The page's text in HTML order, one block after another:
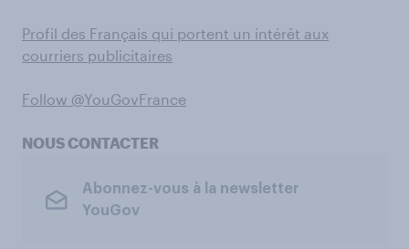
Profil des Français qui portent un intérêt aux
courriers publicitaires
Follow @YouGovFrance
NOUS CONTACTER
Abonnez-vous à la newsletter
YouGov